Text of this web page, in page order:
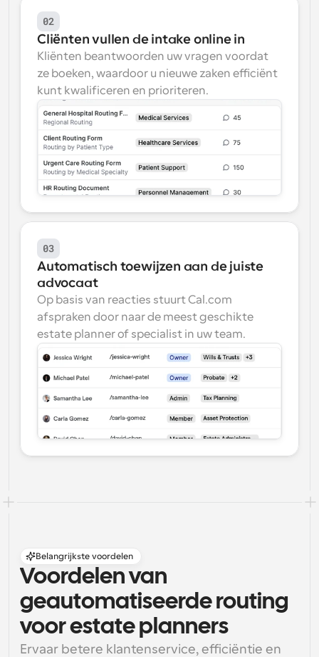
02
Cliënten vullen de intake online in
Kliënten beantwoorden uw vragen voordat
ze boeken, waardoor u nieuwe zaken efficiënt
kunt kwalificeren en prioriteren.
03
Automatisch toewijzen aan de juiste
advocaat
Op basis van reacties stuurt Cal.com
afspraken door naar de meest geschikte
estate planner of specialist in uw team.
Belangrijkste voordelen
Voordelen van
geautomatiseerde routing
voor estate planners
Ervaar betere klantenservice, efficiëntie en